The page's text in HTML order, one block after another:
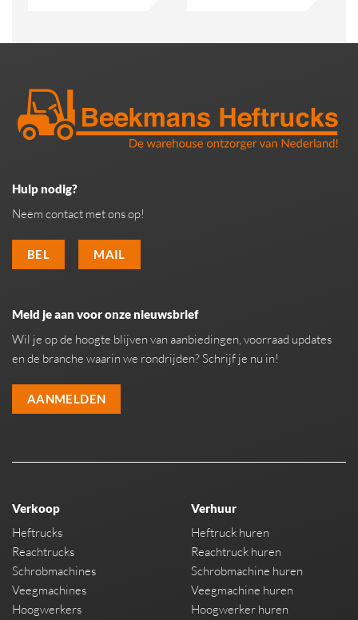
Hulp nodig?
Neem contact met ons op!
BEL MAIL
Meld je aan voor onze nieuwsbrief
Wil je op de hoogte blijven van aanbiedingen, voorraad updates
en de branche waarin we rondrijden? Schrijf je nu in!
AANMELDEN
Verkoop
Heftrucks
Reachtrucks
Schrobmachines
Veegmachines
Hoogwerkers
Verhuur
Heftruck huren
Reachtruck huren
Schrobmachine huren
Veegmachine huren
Hoogwerker huren